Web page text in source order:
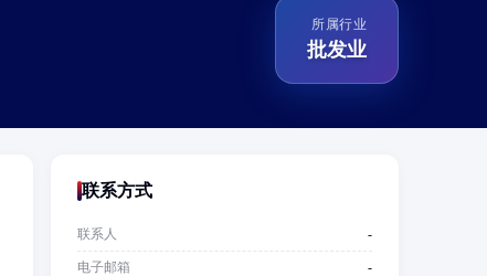
所属行业
批发业
联系方式
联系人 -
电子邮箱 -